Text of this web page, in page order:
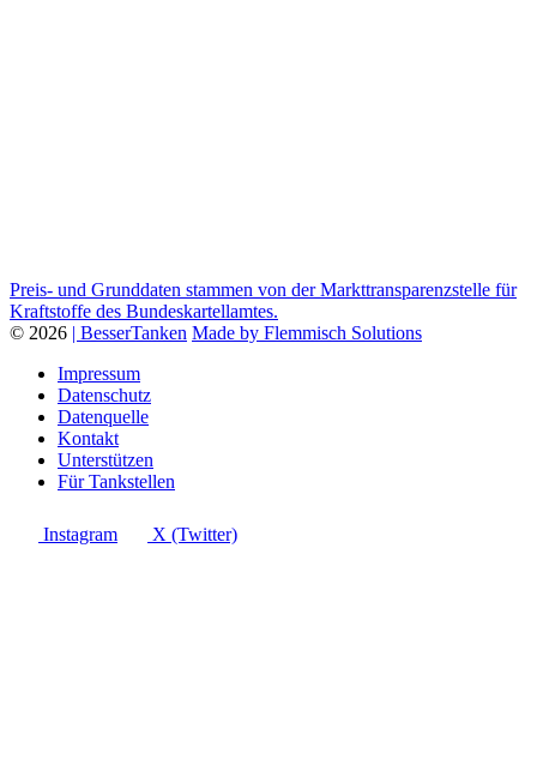
Preis- und Grunddaten stammen von der Markttransparenzstelle für
Kraftstoffe des Bundeskartellamtes.
© 2026 | BesserTanken Made by Flemmisch Solutions
Impressum
Datenschutz
Datenquelle
Kontakt
Unterstützen
Für Tankstellen
Instagram X (Twitter)